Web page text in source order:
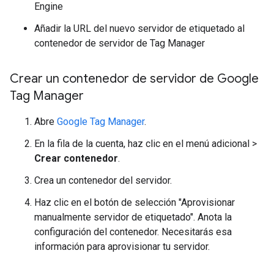
Engine
Añadir la URL del nuevo servidor de etiquetado al
contenedor de servidor de Tag Manager
Crear un contenedor de servidor de Google
Tag Manager
Abre Google Tag Manager.
En la fila de la cuenta, haz clic en el menú adicional >
Crear contenedor.
Crea un contenedor del servidor.
Haz clic en el botón de selección "Aprovisionar
manualmente servidor de etiquetado". Anota la
configuración del contenedor. Necesitarás esa
información para aprovisionar tu servidor.